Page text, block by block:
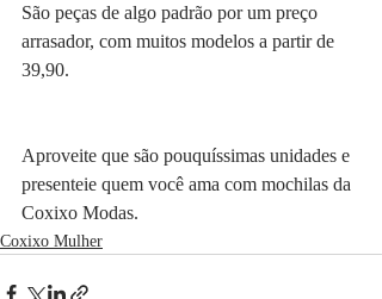
São peças de algo padrão por um preço
arrasador, com muitos modelos a partir de
39,90.
Aproveite que são pouquíssimas unidades e
presenteie quem você ama com mochilas da
Coxixo Modas.
Coxixo Mulher